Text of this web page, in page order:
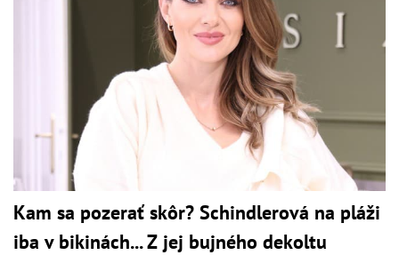
Kam sa pozerať skôr? Schindlerová na pláži
iba v bikinách... Z jej bujného dekoltu